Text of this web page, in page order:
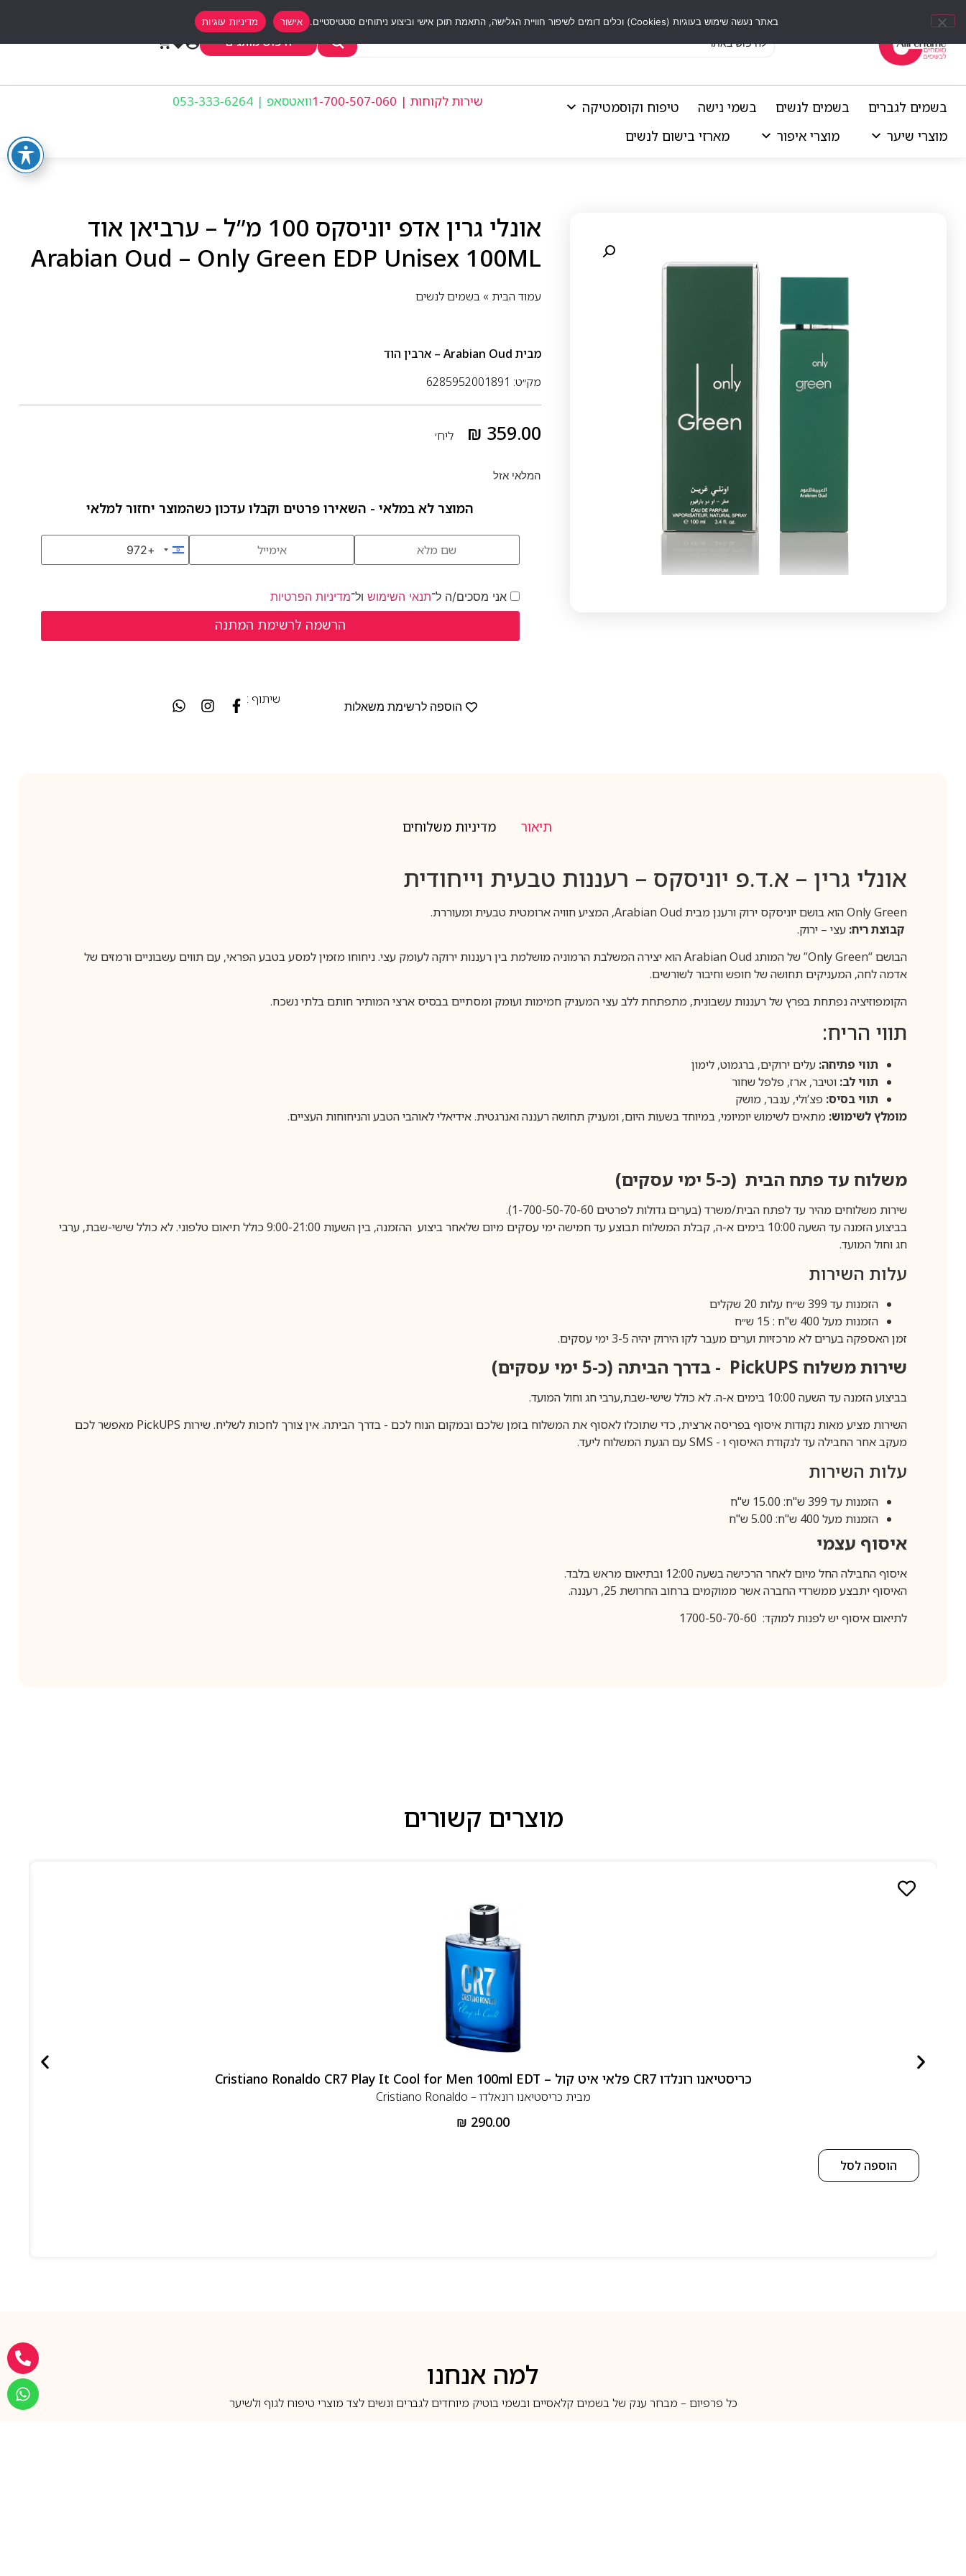
חיפוש מותגים
בשמים לגברים בשמים לנשים בשמי נישה
טיפוח וקוסמטיקה
מוצרי שיער
מוצרי איפור מארזי בישום לנשים
שירות לקוחות | 1-700-507-060 וואטסאפ | 053-333-6264
אונלי גרין אדפ יוניסקס 100 מ”ל – ערביאן אוד
Arabian Oud – Only Green EDP Unisex 100ML
עמוד הבית » בשמים לנשים
מבית Arabian Oud – ארבין הוד
מק״ט: 6285952001891
₪ 359.00 ליח׳
המלאי אזל
המוצר לא במלאי - השאירו פרטים וקבלו עדכון כשהמוצר יחזור למלאי
Israel +972
+972
אני מסכים/ה ל־תנאי השימוש ול־מדיניות הפרטיות
הוספה לרשימת משאלות
שיתוף :
תיאור מדיניות משלוחים
אונלי גרין – א.ד.פ יוניסקס – רעננות טבעית וייחודית
Only Green הוא בושם יוניסקס ירוק ורענן מבית Arabian Oud, המציע חוויה ארומטית טבעית ומעוררת.
קבוצת ריח: עצי – ירוק.
הבושם “Only Green” של המותג Arabian Oud הוא יצירה המשלבת הרמוניה מושלמת בין רעננות ירוקה לעומק עצי. ניחוחו מזמין למסע בטבע הפראי, עם תווים עשבוניים ורמזים של
אדמה לחה, המעניקים תחושה של חופש וחיבור לשורשים.
הקומפוזיציה נפתחת בפרץ של רעננות עשבונית, מתפתחת ללב עצי המעניק חמימות ועומק ומסתיים בבסיס ארצי המותיר חותם בלתי נשכח.
תווי הריח:
תווי פתיחה: עלים ירוקים, ברגמוט, לימון
תווי לב: וטיבר, ארז, פלפל שחור
תווי בסיס: פצ’ולי, ענבר, מושק
מומלץ לשימוש: מתאים לשימוש יומיומי, במיוחד בשעות היום, ומעניק תחושה רעננה ואנרגטית. אידיאלי לאוהבי הטבע והניחוחות העציים.
משלוח עד פתח הבית (כ-5 ימי עסקים)
שירות משלוחים מהיר עד לפתח הבית/משרד (בערים גדולות לפרטים 1-700-50-70-60).
בביצוע הזמנה עד השעה 10:00 בימים א-ה, קבלת המשלוח תבוצע עד חמישה ימי עסקים מיום שלאחר ביצוע ההזמנה, בין השעות 9:00-21:00 כולל תיאום טלפוני. לא כולל שישי-שבת, ערבי
חג וחול המועד.
עלות השירות
הזמנות עד 399 ש״ח עלות 20 שקלים
הזמנות מעל 400 ש"ח : 15 ש״ח
זמן האספקה בערים לא מרכזיות וערים מעבר לקו הירוק יהיה 3-5 ימי עסקים.
שירות משלוח PickUPS - בדרך הביתה (כ-5 ימי עסקים)
בביצוע הזמנה עד השעה 10:00 בימים א-ה. לא כולל שישי-שבת,ערבי חג וחול המועד.
השירות מציע מאות נקודות איסוף בפריסה ארצית, כדי שתוכלו לאסוף את המשלוח בזמן שלכם ובמקום הנוח לכם - בדרך הביתה. אין צורך לחכות לשליח. שירות PickUPS מאפשר לכם
מעקב אחר החבילה עד לנקודת האיסוף ו - SMSעם הגעת המשלוח ליעד.
עלות השירות
הזמנות עד 399 ש"ח: 15.00 ש"ח
הזמנות מעל 400 ש"ח: 5.00 ש"ח
איסוף עצמי
איסוף החבילה החל מיום לאחר הרכישה בשעה 12:00 ובתיאום מראש בלבד.
האיסוף יתבצע ממשרדי החברה אשר ממוקמים ברחוב החרושת 25, רעננה.
לתיאום איסוף יש לפנות למוקד: 1700-50-70-60
מוצרים קשורים
כריסטיאנו רונלדו CR7 פלאי איט קול – Cristiano Ronaldo CR7 Play It Cool for Men 100ml EDT
מבית כריסטיאנו רונאלדו – Cristiano Ronaldo
₪ 290.00
הוספה לסל
למה אנחנו
כל פרפיום – מבחר ענק של בשמים קלאסיים ובשמי בוטיק מיוחדים לגברים ונשים לצד מוצרי טיפוח לגוף ולשיער
באתר נעשה שימוש בעוגיות (Cookies) וכלים דומים לשיפור חוויית הגלישה, התאמת תוכן אישי וביצוע ניתוחים סטטיסטיים. אישור מדיניות עוגיות